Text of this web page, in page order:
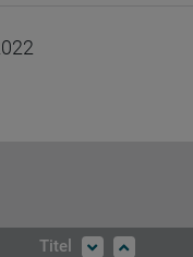
Titel